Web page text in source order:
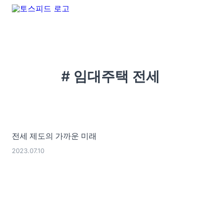
# 임대주택 전세
전세 제도의 가까운 미래
2023.07.10